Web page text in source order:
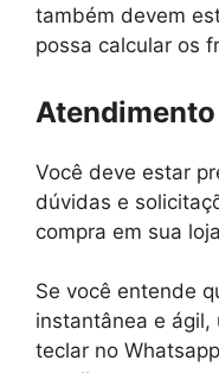
também devem
possa calcular os
Você deve estar
dúvidas e
compra em sua
Se você entende
instantânea e
teclar no